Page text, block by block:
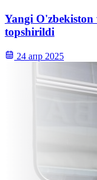
Yangi
topshirildi
24 апр 2025